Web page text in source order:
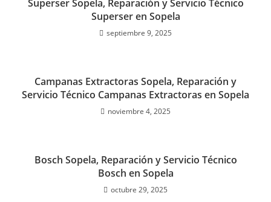
Superser Sopela, Reparación y Servicio Técnico
Superser en Sopela
septiembre 9, 2025
Campanas Extractoras Sopela, Reparación y
Servicio Técnico Campanas Extractoras en Sopela
noviembre 4, 2025
Bosch Sopela, Reparación y Servicio Técnico
Bosch en Sopela
octubre 29, 2025